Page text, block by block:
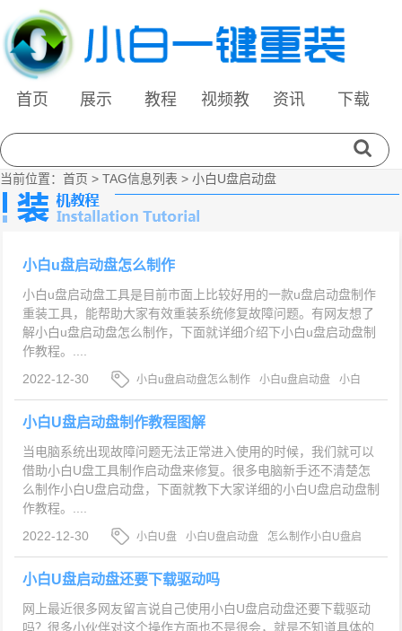
首页 展示 教程
视频教
资讯 下载
当前位置： 首页 > TAG信息列表 > 小白U盘启动盘
小白u盘启动盘怎么制作
小白u盘启动盘工具是目前市面上比较好用的一款u盘启动盘制作
重装工具，能帮助大家有效重装系统修复故障问题。有网友想了
解小白u盘启动盘怎么制作，下面就详细介绍下小白u盘启动盘制
作教程。....
2022-12-30
小白u盘启动盘怎么制作 小白u盘启动盘
小白
u盘启动盘制作
小白U盘启动盘制作教程图解
当电脑系统出现故障问题无法正常进入使用的时候，我们就可以
借助小白U盘工具制作启动盘来修复。很多电脑新手还不清楚怎
么制作小白U盘启动盘，下面就教下大家详细的小白U盘启动盘制
作教程。....
2022-12-30
小白U盘 小白U盘启动盘
怎么制作小白U盘启
动盘
小白U盘启动盘还要下载驱动吗
网上最近很多网友留言说自己使用小白U盘启动盘还要下载驱动
吗？很多小伙伴对这个操作方面也不是很会，就是不知道具体的